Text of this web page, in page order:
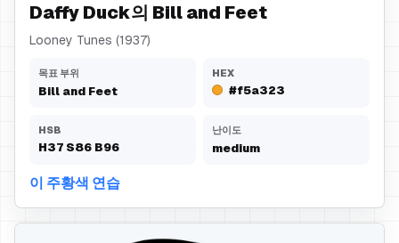
Daffy Duck의 Bill and Feet
Looney Tunes (1937)
목표 부위
Bill and Feet
HEX
#f5a323
HSB
H37 S86 B96
난이도
medium
이 주황색 연습